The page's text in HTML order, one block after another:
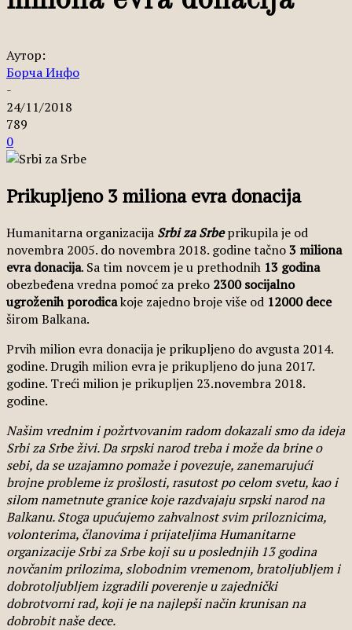
Аутор:
Борча Инфо
-
24/11/2018
789
0
Prikupljeno 3 miliona evra donacija
Humanitarna organizacija Srbi za Srbeprikupila je od
novembra 2005. do novembra 2018. godine tačno3 miliona
evra donacija. Sa tim novcem je u prethodnih 13 godina
obezbeđena vredna pomoć za preko 2300 socijalno
ugroženih porodicakoje zajedno broje više od 12000 dece
širom Balkana.
Prvih milion evra donacija je prikupljeno do avgusta 2014.
godine. Drugih milion evra je prikupljeno do juna 2017.
godine. Treći milion je prikupljen 23.novembra 2018.
godine.
Našim vrednim i požrtvovanim radom dokazali smo da ideja
Srbi za Srbe živi. Da srpski narod treba i može da brine o
sebi, da se uzajamno pomaže i povezuje, zanemarujući
brojne probleme iz prošlosti, rasutost po celom svetu, kao i
silom nametnute granice koje razdvajaju srpski narod na
Balkanu. Stoga upućujemo zahvalnost svim priloznicima,
volonterima, članovima i prijateljima Humanitarne
organizacije Srbi za Srbe koji su u poslednjih 13 godina
novčanim prilozima, slobodnim vremenom, bratoljubljem i
dobrotoljubljem izgradili poverenje u zajednički
dobrotvorni rad, koji je na najlepši način krunisan na
dobrobit naše dece.